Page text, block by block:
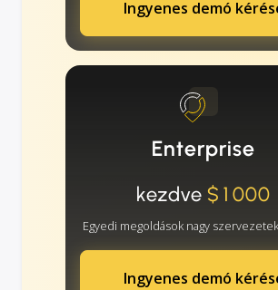
Ingyenes demó
Enterprise
kezdve$1000
Egyedi megoldások nagy
Ingyenes demó